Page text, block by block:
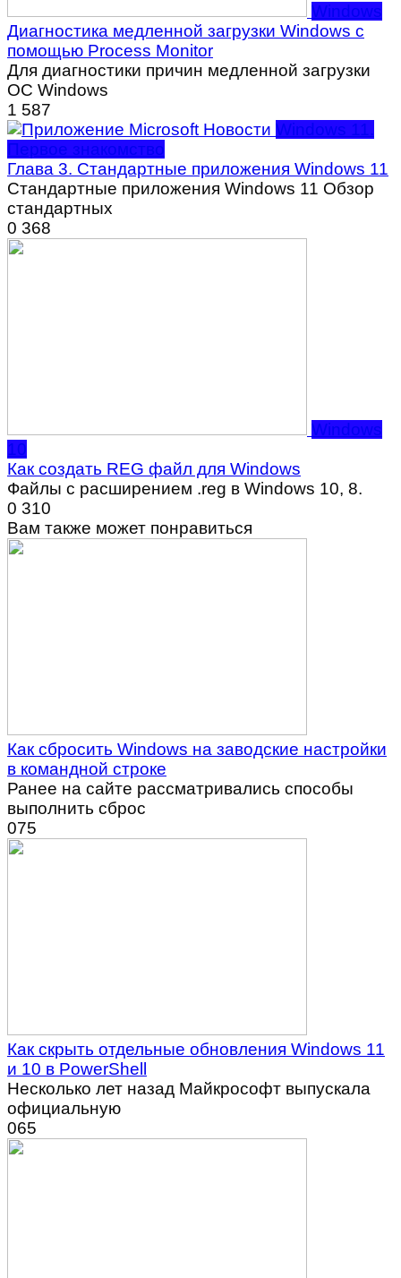
Windows
Диагностика медленной загрузки Windows с
помощью Process Monitor
Для диагностики причин медленной загрузки
ОС Windows
1 587
Windows 11.
Первое знакомство
Глава 3. Стандартные приложения Windows 11
Стандартные приложения Windows 11 Обзор
стандартных
0 368
Windows
10
Как создать REG файл для Windows
Файлы с расширением .reg в Windows 10, 8.
0 310
Вам также может понравиться
Как сбросить Windows на заводские настройки
в командной строке
Ранее на сайте рассматривались способы
выполнить сброс
075
Как скрыть отдельные обновления Windows 11
и 10 в PowerShell
Несколько лет назад Майкрософт выпускала
официальную
065